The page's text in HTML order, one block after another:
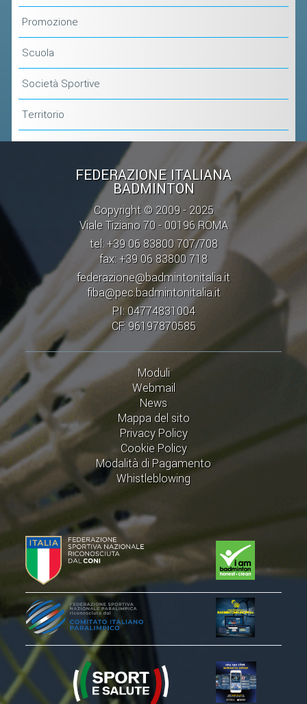
Promozione
Scuola
Società Sportive
Territorio
FEDERAZIONE ITALIANA
BADMINTON
Copyright © 2009 - 2025
Viale Tiziano 70 - 00196 ROMA
tel: +39 06 83800 707/708
fax: +39 06 83800 718
federazione@badmintonitalia.it
fiba@pec.badmintonitalia.it
PI: 04774831004
CF: 96197870585
Moduli
Webmail
News
Mappa del sito
Privacy Policy
Cookie Policy
Modalità di Pagamento
Whistleblowing